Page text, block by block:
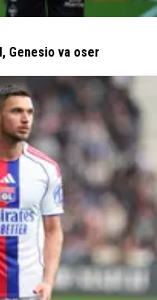
+0
.Respect
08 février 2019 à 22:39 +1
Genesio va oser